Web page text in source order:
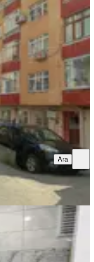
14.07.2026
Ara
Lüks Satılık